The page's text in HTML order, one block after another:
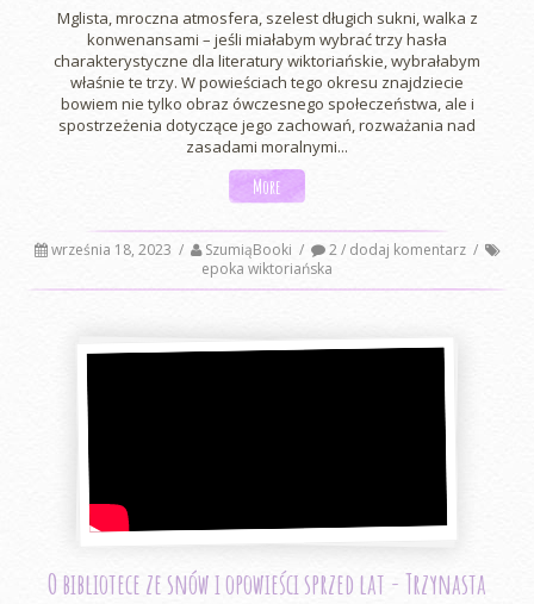
Mglista, mroczna atmosfera, szelest długich sukni, walka z
konwenansami – jeśli miałabym wybrać trzy hasła
charakterystyczne dla literatury wiktoriańskie, wybrałabym
właśnie te trzy. W powieściach tego okresu znajdziecie
bowiem nie tylko obraz ówczesnego społeczeństwa, ale i
spostrzeżenia dotyczące jego zachowań, rozważania nad
zasadami moralnymi...
More
września 18, 2023 / SzumiąBooki / 2 / dodaj komentarz /
epoka wiktoriańska
O bibliotece ze snów i opowieści sprzed lat - Trzynasta